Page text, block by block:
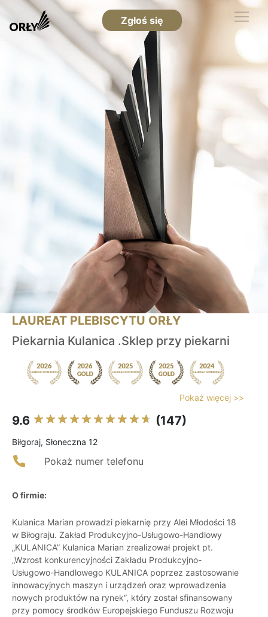
Zgłoś się
LAUREAT PLEBISCYTU ORŁY
Piekarnia Kulanica .Sklep przy piekarni
Pokaż więcej >>
9.6 (147)
Biłgoraj, Słoneczna 12
Pokaż numer telefonu
O firmie:
Kulanica Marian prowadzi piekarnię przy Alei Młodości 18
w Biłograju. Zakład Produkcyjno-Usługowo-Handlowy
„KULANICA” Kulanica Marian zrealizował projekt pt.
„Wzrost konkurencyjności Zakładu Produkcyjno-
Usługowo-Handlowego KULANICA poprzez zastosowanie
innowacyjnych maszyn i urządzeń oraz wprowadzenia
nowych produktów na rynek”, który został sfinansowany
przy pomocy środków Europejskiego Funduszu Rozwoju